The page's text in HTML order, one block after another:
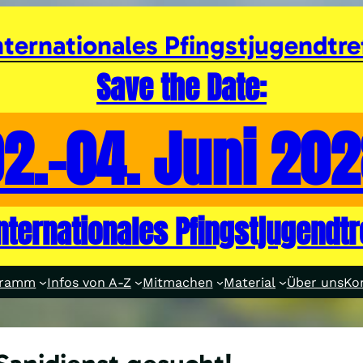
Save the Date:
04. Juni
Infos von A-Z Mitmachen Material Über uns